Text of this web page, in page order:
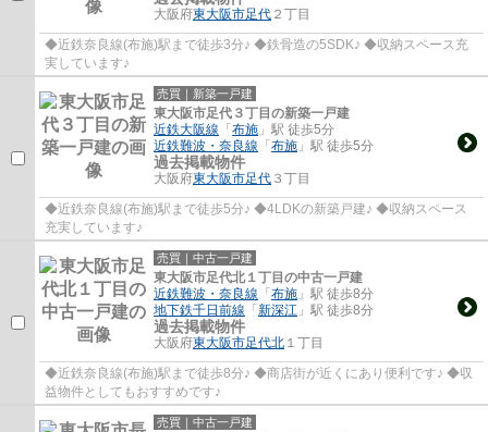
大阪府東大阪市足代 ２丁目
◆近鉄奈良線(布施)駅まで徒歩3分♪ ◆鉄骨造の5SDK♪ ◆収納スペース充
実しています♪
売買｜新築一戸建
東大阪市足代３丁目の新築一戸建
近鉄大阪線 「布施 」駅 徒歩5分
近鉄難波・奈良線 「布施 」駅 徒歩5分
過去掲載物件
大阪府東大阪市足代 ３丁目
◆近鉄奈良線(布施)駅まで徒歩5分♪ ◆4LDKの新築戸建♪ ◆収納スペース
充実しています♪
売買｜中古一戸建
東大阪市足代北１丁目の中古一戸建
近鉄難波・奈良線 「布施 」駅 徒歩8分
地下鉄千日前線 「新深江 」駅 徒歩8分
過去掲載物件
大阪府東大阪市足代北 １丁目
◆近鉄奈良線(布施)駅まで徒歩8分♪ ◆商店街が近くにあり便利です♪ ◆収
益物件としてもおすすめです♪
売買｜中古一戸建